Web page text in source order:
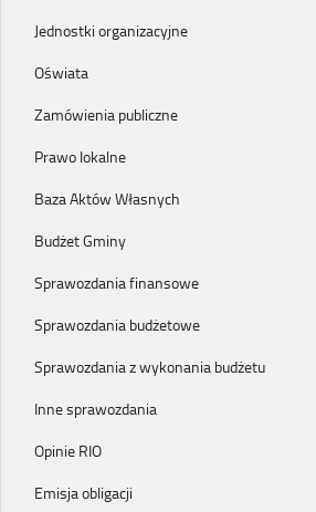
Jednostki organizacyjne
Oświata
Zamówienia publiczne
Prawo lokalne
Baza Aktów Własnych
Budżet Gminy
Sprawozdania finansowe
Sprawozdania budżetowe
Sprawozdania z wykonania budżetu
Inne sprawozdania
Opinie RIO
Emisja obligacji